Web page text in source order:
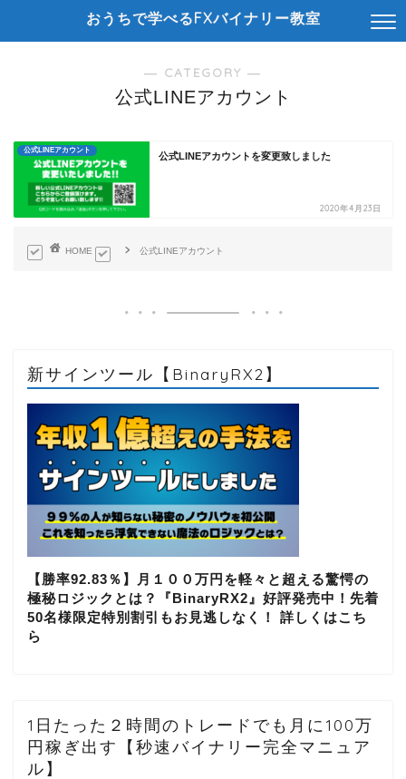
おうちで学べるFXバイナリー教室
― CATEGORY ―
公式LINEアカウント
公式LINEアカウント
公式LINEアカウントを変更致しました
2020年4月23日
HOME 公式LINEアカウント
新サインツール【BinaryRX2】
【勝率92.83％】月１００万円を軽々と超える驚愕の
極秘ロジックとは？『BinaryRX2』好評発売中！先着
50名様限定特別割引もお見逃しなく！ 詳しくはこち
ら
1日たった２時間のトレードでも月に100万
円稼ぎ出す【秒速バイナリー完全マニュア
ル】